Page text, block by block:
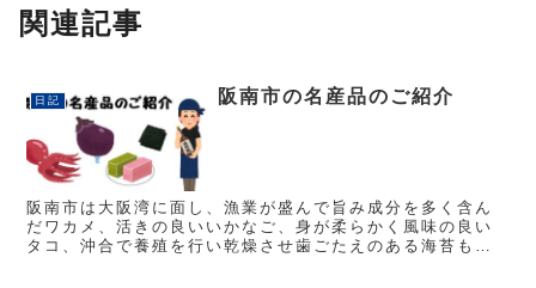
関連記事
日記 阪南市の名産品のご紹介
阪南市は大阪湾に面し、漁業が盛んで旨み成分を多く含ん
だワカメ、活きの良いいかなご、身が柔らかく風味の良い
タコ、沖合で養殖を行い乾燥させ歯ごたえのある海苔も有